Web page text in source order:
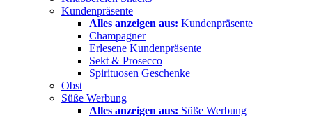
Kundenpräsente
Alles anzeigen aus: Kundenpräsente
Champagner
Erlesene Kundenpräsente
Sekt & Prosecco
Spirituosen Geschenke
Obst
Süße Werbung
Alles anzeigen aus: Süße Werbung